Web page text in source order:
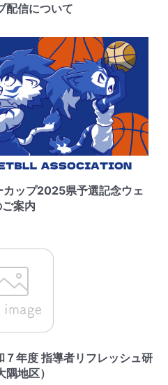
配信について
ップ2025県予選記念ウェ
案内
７年度 指導者リフレッシュ研
隅地区）